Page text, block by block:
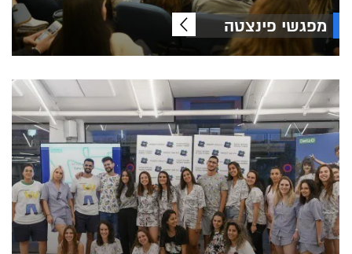
מפגשי פינצטה